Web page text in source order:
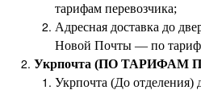
тарифам перевозчика;
Адресная доставка до
Новой Почты — по
Укрпочта (ПО ТАРИФАМ
Укрпочта (До отделения)